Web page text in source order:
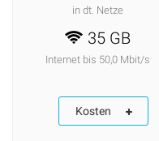
in dt. Netze
35 GB
Internet bis 50,0 Mbit/s
Kosten